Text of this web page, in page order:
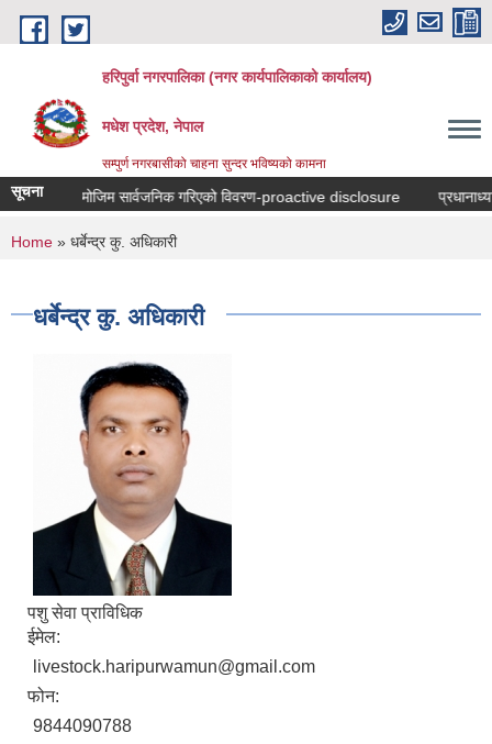
Skip to main content
हरिपुर्वा नगरपालिका (नगर कार्यपालिकाको कार्यालय)
मधेश प्रदेश, नेपाल
सम्पुर्ण नगरबासीको चाहना सुन्दर भविष्यको कामना
सूचना वमोजिम सार्वजनिक गरिएको विवरण-proactive disclosure
You are here
Home » धर्बेन्द्र कु. अधिकारी
धर्बेन्द्र कु. अधिकारी
पशु सेवा प्राविधिक
ईमेल:
livestock.haripurwamun@gmail.com
फोन:
9844090788